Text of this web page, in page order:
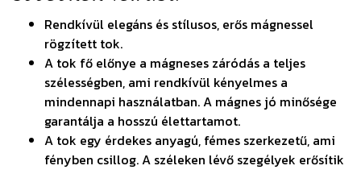
Rendkívül elegáns és stílusos, erős mágnessel
rögzített tok.
A tok fő előnye a mágneses záródás a teljes
szélességben, ami rendkívül kényelmes a
mindennapi használatban. A mágnes jó minősége
garantálja a hosszú élettartamot.
A tok egy érdekes anyagú, fémes szerkezetű, ami
fényben csillog. A széleken lévő szegélyek erősítik